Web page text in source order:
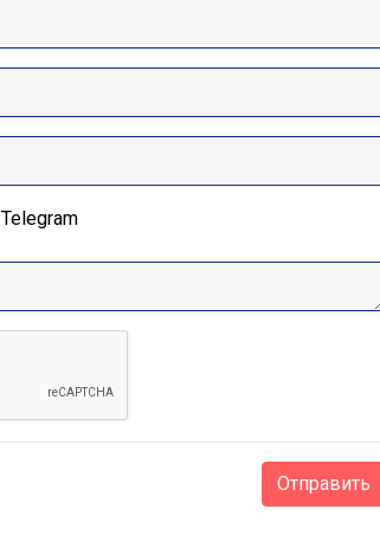
Telegram
Отправить